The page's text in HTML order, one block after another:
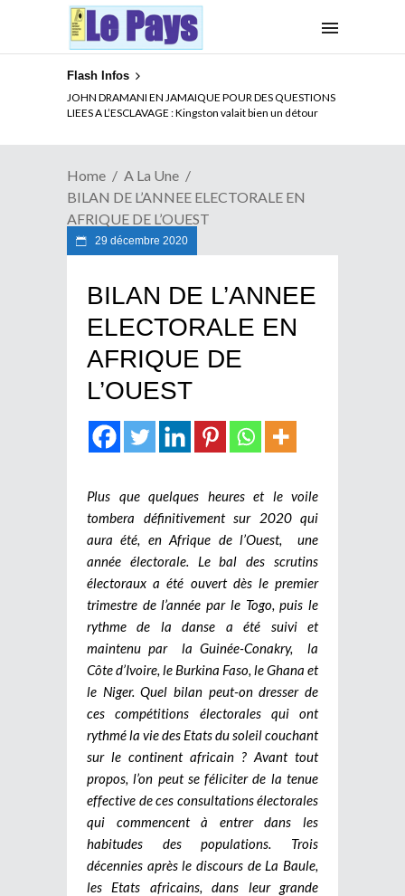
Flash Infos
JOHN DRAMANI EN JAMAIQUE POUR DES QUESTIONS
LIEES A L’ESCLAVAGE : Kingston valait bien un détour
ELECTION DE TALON A LA TETE DU SENAT BENINOIS :
Quand Patrice quitte le pouvoir sans partir !
Home
A La Une
BILAN DE L’ANNEE ELECTORALE EN
AFRIQUE DE L’OUEST
29 décembre 2020
BILAN DE L’ANNEE
ELECTORALE EN
AFRIQUE DE
L’OUEST
Plus que quelques heures et le voile
tombera définitivement sur 2020 qui
aura été, en Afrique de l’Ouest, une
année électorale. Le bal des scrutins
électoraux a été ouvert dès le premier
trimestre de l’année par le Togo, puis le
rythme de la danse a été suivi et
maintenu par la Guinée-Conakry, la
Côte d’Ivoire, le Burkina Faso, le Ghana et
le Niger. Quel bilan peut-on dresser de
ces compétitions électorales qui ont
rythmé la vie des Etats du soleil couchant
sur le continent africain ? Avant tout
propos, l’on peut se féliciter de la tenue
effective de ces consultations électorales
qui commencent à entrer dans les
habitudes des populations. Trois
décennies après le discours de La Baule,
les Etats africains, dans leur grande